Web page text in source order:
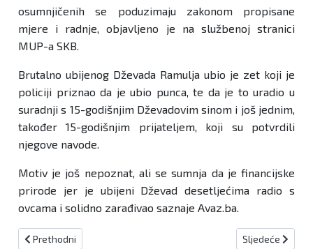
osumnjičenih se poduzimaju zakonom propisane
mjere i radnje, objavljeno je na službenoj stranici
MUP-a SKB.
Brutalno ubijenog Dževada Ramulja ubio je zet koji je
policiji priznao da je ubio punca, te da je to uradio u
suradnji s 15-godišnjim Dževadovim sinom i još jednim,
također 15-godišnjim prijateljem, koji su potvrdili
njegove navode.
Motiv je još nepoznat, ali se sumnja da je financijske
prirode jer je ubijeni Dževad desetljećima radio s
ovcama i solidno zarađivao saznaje Avaz.ba.
Prethodni članak: MUP SBŽ: Tijekom protekla 24 sata prijavljena
Prethodni Sljedeći članak:
Sljedeće